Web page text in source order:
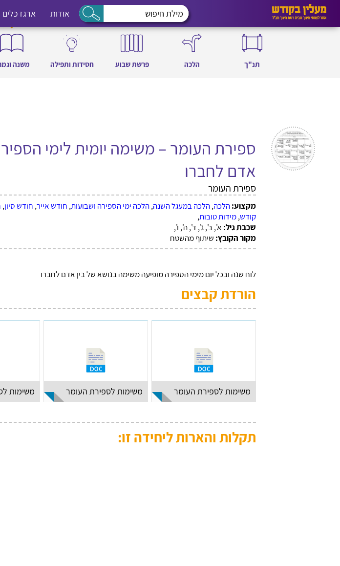
אודות ארגז כלים
תנ"ך הלכה פרשת שבוע חסידות ותפילה משנה
ספירת העומר – משימה יומית לימי
אדם לחברו
ספירת העומר
מקצוע:הלכה,הלכה במעגל השנה,הלכה ימי הספירה ושבועות, חודש אייר, חודש סיון,
קודש,מידות טובות,
שכבת גיל: א', ב', ג', ד', ה', ו',
מקור הקובץ: שיתוף מהשטח
לוח שנה ובכל יום מימי הספירה מופיעה משימה בנושא של בין אדם לחברו
הורדת קבצים
משימות לספירת העומר משימות לספירת העומר משימות
תקלות והארות ליחידה זו: